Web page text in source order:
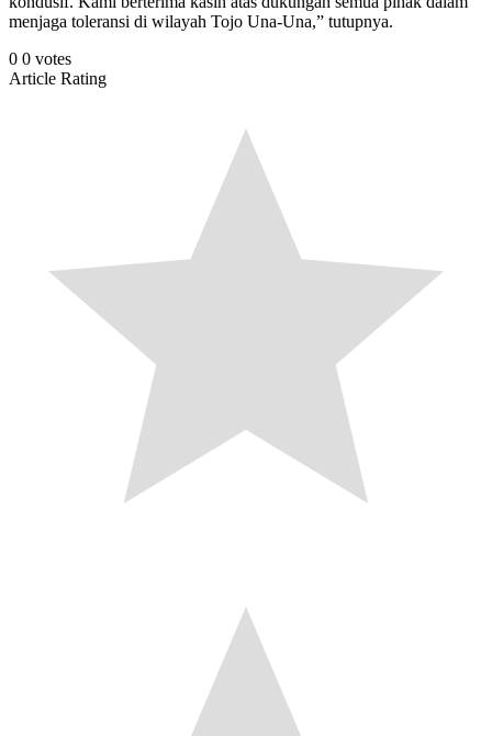
menjaga toleransi di wilayah Tojo Una-Una,” tutupnya.
0 0 votes
Article Rating